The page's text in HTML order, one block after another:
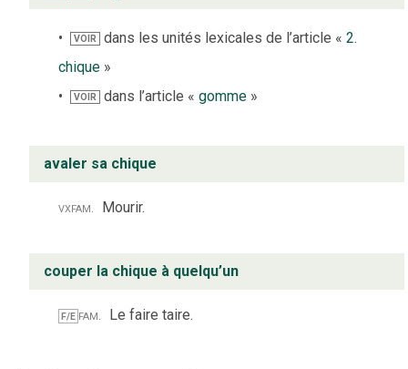
VOIR dans les unités lexicales de l’article «2.
chique »
VOIR dans l’article «gomme »
avaler sa chique
vxfam. Mourir.
couper la chique à quelqu’un
F/E fam. Le faire taire.